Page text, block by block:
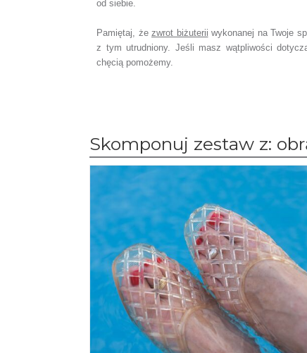
od siebie.
Pamiętaj, że zwrot biżuterii wykonanej na Twoje
z tym utrudniony. Jeśli masz wątpliwości
chęcią pomożemy.
Skomponuj zestaw z: